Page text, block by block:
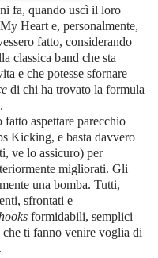
fa, quando uscì il loro
Heart e, personalmente,
fatto, considerando
classica band che sta
e che potesse sfornare
di chi ha trovato la formula
aspettare parecchio
Kicking, e basta davvero
ve lo assicuro) per
migliorati. Gli
una bomba. Tutti,
sfrontati e
formidabili, semplici
ti fanno venire voglia di